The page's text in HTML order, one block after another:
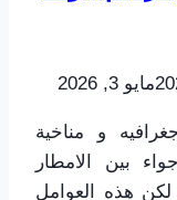
مايو 3, 2026
و مناخية
بين الامطار
هذه العوامل